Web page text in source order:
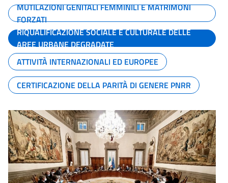
MUTILAZIONI GENITALI FEMMINILI E MATRIMONI
FORZATI
RIQUALIFICAZIONE SOCIALE E CULTURALE DELLE
AREE URBANE DEGRADATE
ATTIVITÀ INTERNAZIONALI ED EUROPEE
CERTIFICAZIONE DELLA PARITÀ DI GENERE PNRR